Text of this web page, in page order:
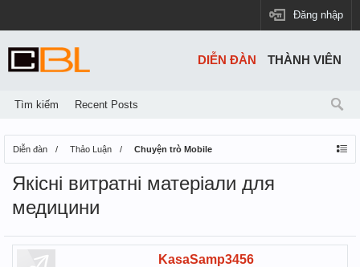
Đăng nhập
Diễn đàn Thảo Luận Chuyện trò Mobile
Якісні витратні матеріали для
медицини
KasaSamp3456
DIỄN ĐÀN
Tìm kiếm Recent Posts
THÀNH VIÊN